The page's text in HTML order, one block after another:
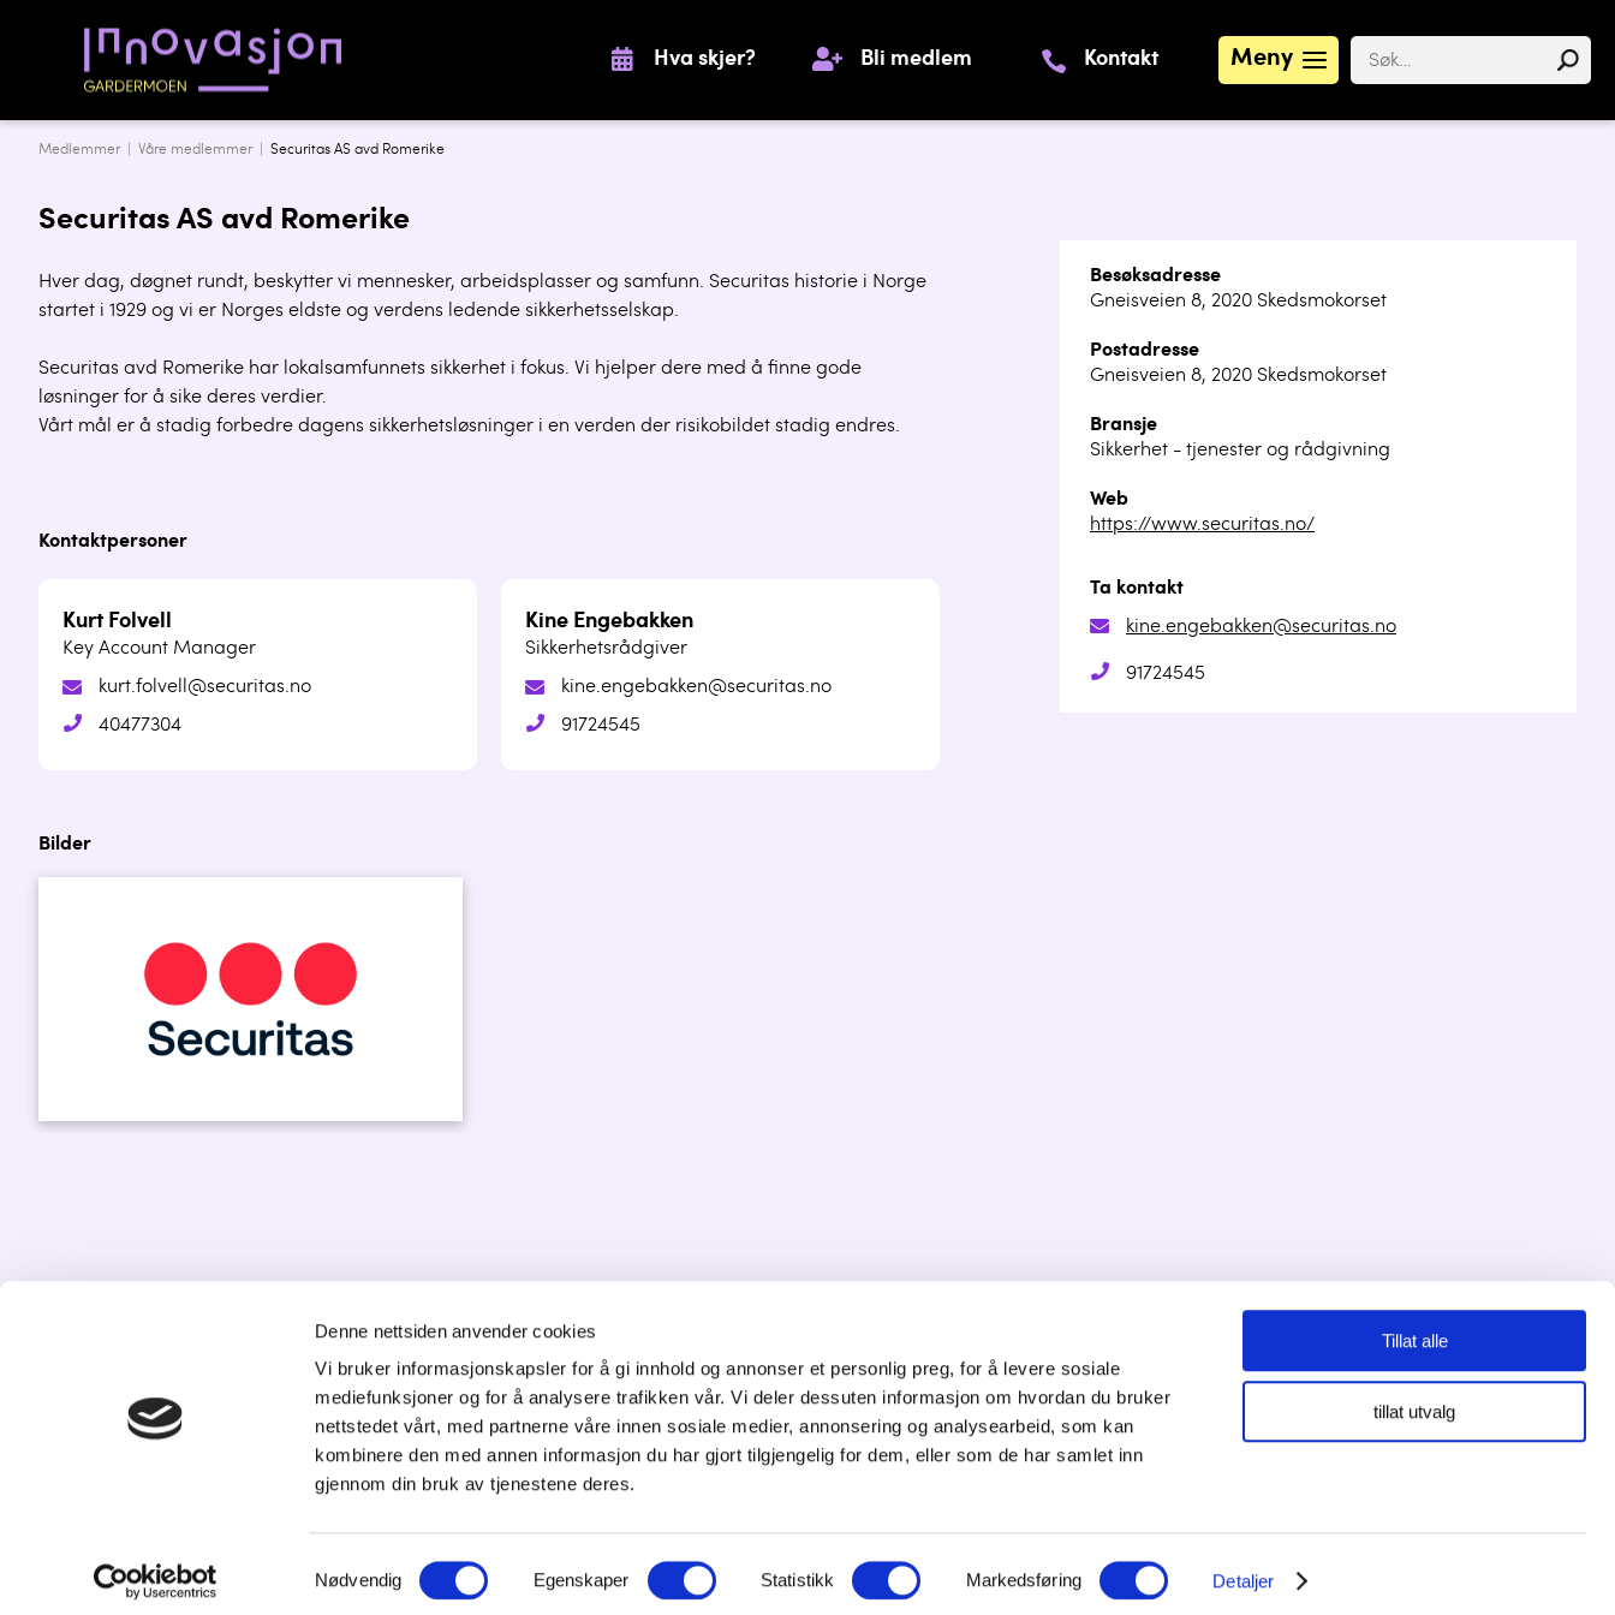
Denne nettsiden anvender cookies
Vi bruker informasjonskapsler for å gi innhold og annonser et personlig preg, for å levere sosiale
mediefunksjoner og for å analysere trafikken vår. Vi deler dessuten informasjon om hvordan du bruker
nettstedet vårt, med partnerne våre innen sosiale medier, annonsering og analysearbeid, som kan
kombinere den med annen informasjon du har gjort tilgjengelig for dem, eller som de har samlet inn
gjennom din bruk av tjenestene deres.
Samtykkevalg
Nødvendig Egenskaper Statistikk Markedsføring Detaljer
Tillat alle
tillat utvalg
Meny
Hva skjer? Bli medlem Kontakt
Medlemmer | Våre medlemmer| Securitas AS avd Romerike
Securitas AS avd Romerike
Hver dag, døgnet rundt, beskytter vi mennesker, arbeidsplasser og samfunn. Securitas historie i Norge
startet i 1929 og vi er Norges eldste og verdens ledende sikkerhetsselskap.
Securitas avd Romerike har lokalsamfunnets sikkerhet i fokus. Vi hjelper dere med å finne gode
løsninger for å sike deres verdier.
Vårt mål er å stadig forbedre dagens sikkerhetsløsninger i en verden der risikobildet stadig endres.
Kontaktpersoner
Kurt Folvell
Key Account Manager
kurt.folvell@securitas.no
40477304
Kine Engebakken
Sikkerhetsrådgiver
kine.engebakken@securitas.no
91724545
Bilder
Besøksadresse
Gneisveien 8, 2020 Skedsmokorset
Postadresse
Gneisveien 8, 2020 Skedsmokorset
Bransje
Sikkerhet - tjenester og rådgivning
Web
https://www.securitas.no/
Ta kontakt
kine.engebakken@securitas.no
91724545
KONTAKT OSS
2050 Jessheim
Personvernserklæring
Cookies informasjon